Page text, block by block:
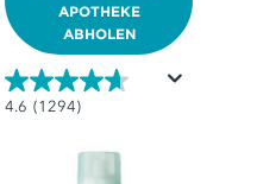
APOTHEKE
ABHOLEN
4.6 (1294)
4.6